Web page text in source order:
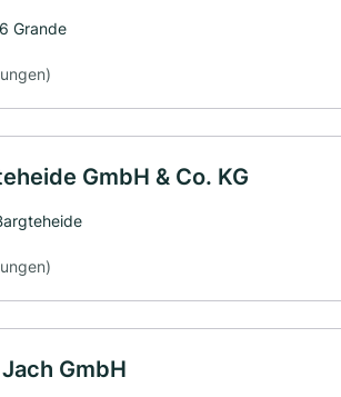
Grande
GmbH & Co. KG
GmbH